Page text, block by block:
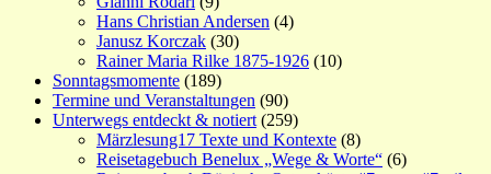
Hans Christian Andersen (4)
Janusz Korczak (30)
Rainer Maria Rilke 1875-1926 (10)
Sonntagsmomente (189)
Termine und Veranstaltungen (90)
Unterwegs entdeckt & notiert (259)
Märzlesung17 Texte und Kontexte (8)
Reisetagebuch Benelux „Wege & Worte“ (6)